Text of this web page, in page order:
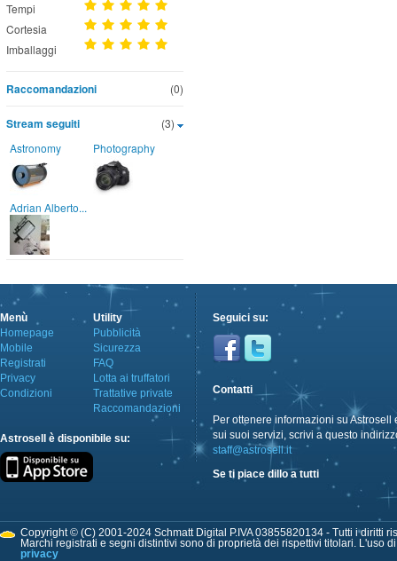
Tempi
Cortesia
Imballaggi
(0)
Raccomandazioni
(3)
Stream seguiti
Astronomy Photography
Adrian Alberto...
Menù
Homepage
Mobile
Registrati
Privacy
Condizioni
Utility
Pubblicità
Sicurezza
FAQ
Lotta ai truffatori
Trattative private
Raccomandazioni
Astrosell è disponibile su:
Seguici su:
Contatti
Per ottenere informazioni su Astrosell
sui suoi servizi, scrivi a questo
staff@astrosell.it
Se ti piace dillo a tutti
Copyright © (C) 2001-2024 Schmatt Digital P.IVA 03855820134 - Tutti i diritti
Marchi registrati e segni distintivi sono di proprietà dei rispettivi titolari. L'uso
privacy